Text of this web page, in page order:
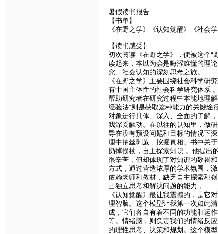
暑假读书报告
【书单】
《在野之学》《认知觉醒》《社会
【读书感受】
初次阅读《在野之学》，便被这个“
读起来，本以为会是晦涩难懂的理
究、社会认知的深刻思考之旅。
《在野之学》主要围绕社会科学研
有中国主体性的社会科学研究体系
帮助研究者在研究过程中本能地理
经验法”则是获取这种能力的关键途
对象进行具体、深入、全面的了解
我深受触动。在以往的认知里，做
导在没有预设问题和目标的情况下
理中抽丝剥茧，挖掘真相。书中关
扔掉拐杖，自主探索知识 。他提出
很辛苦，但却体现了对知识的敬畏
方式，通过营造浓厚的学术氛围，
依赖老师和教材，缺乏自主探索和
己独立思考和解决问题的能力 。
《认知觉醒》最让我震撼的，是它
理智脑。这个模型让我第一次如此
成，它们各自有着不同的功能和运
等。情绪脑，则负责我们的情绪反
的理性思考、决策和规划。这个模